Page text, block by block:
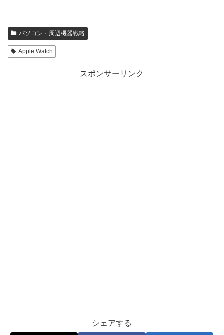
パソコン・周辺機器戦略
Apple Watch
スポンサーリンク
シェアする